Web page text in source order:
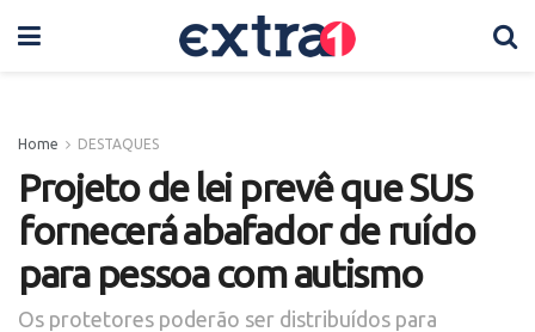
Home DESTAQUES
Projeto de lei prevê que SUS
fornecerá abafador de ruído
para pessoa com autismo
Os protetores poderão ser distribuídos para